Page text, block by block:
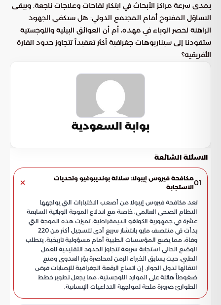
بمدى سرعة مراكز الأبحاث في ابتكار لقاحات وعلاجات ناجعة. ويبقى
التساؤل المفتوح أمام المجتمع الدولي: هل ستكفي الجهود
الراهنة لحصر الوباء في مهده، أم أن العوائق البيئية واللوجستية
ستقودنا إلى سيناريوهات جغرافية أكثر تعقيداً تتجاوز حدود القارة
الأفريقية؟
بوابة السعودية
الاسئلة الشائعة
01مكافحة فيروس إيبولا: سلالة بونديبوغيو وتحديات
الاستجابة
تعد مكافحة فيروس إيبولا من أصعب الاختبارات التي يواجهها
النظام الصحي العالمي، خاصة مع اندلاع الموجة الوبائية السابعة
عشرة في جمهورية الكونغو الديمقراطية. تميزت هذه الموجة التي
بدأت في منتصف مايو بانتشار سريع أدى لتسجيل أكثر من 220
وفاة، مما يضع المؤسسات الطبية أمام مسؤولية تاريخية. يتطلب
الوضع الحالي استجابة سريعة تتجاوز الحدود التقليدية للعمل
الطبي، حيث يسابق الخبراء الزمن لمحاصرة بؤر العدوى ومنع
انتقالها لدول الجوار. إن اتساع الرقعة الجغرافية للإصابات فرض
ضغوطاً هائلة على الموارد اللوجستية، مما يجعل تطوير خطط
الطوارئ ضرورة ملحة لمواجهة التداعيات الإنسانية.